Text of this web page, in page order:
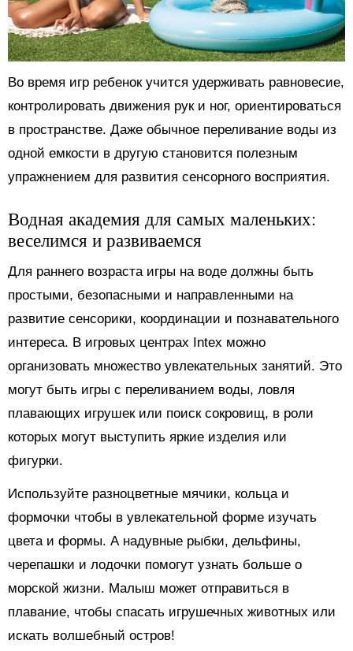
Во время игр ребенок учится удерживать равновесие,
контролировать движения рук и ног, ориентироваться
в пространстве. Даже обычное переливание воды из
одной емкости в другую становится полезным
упражнением для развития сенсорного восприятия.
Водная академия для самых маленьких:
веселимся и развиваемся
Для раннего возраста игры на воде должны быть
простыми, безопасными и направленными на
развитие сенсорики, координации и познавательного
интереса. В игровых центрах Intex можно
организовать множество увлекательных занятий. Это
могут быть игры с переливанием воды, ловля
плавающих игрушек или поиск сокровищ, в роли
которых могут выступить яркие изделия или
фигурки.
Используйте разноцветные мячики, кольца и
формочки чтобы в увлекательной форме изучать
цвета и формы. А надувные рыбки, дельфины,
черепашки и лодочки помогут узнать больше о
морской жизни. Малыш может отправиться в
плавание, чтобы спасать игрушечных животных или
искать волшебный остров!